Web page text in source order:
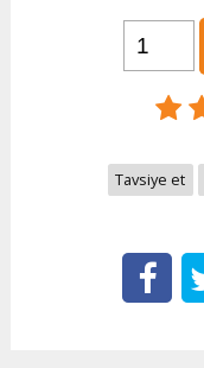
Tavsiye et